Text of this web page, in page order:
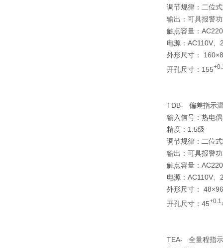
调节规律：二位
输出：可具报警
触点容量：
电源：AC110V
外形尺寸：
开孔尺寸：155
TDB- 偏差指示
输入信号：热电
精度：1.5级
调节规律：二位
输出：可具报警
触点容量：
电源：AC110V
外形尺寸：
开孔尺寸：45+0.1
TEA- 全量程指